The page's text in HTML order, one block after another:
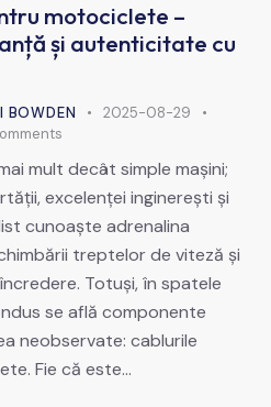
motociclete –
și autenticitate cu
BOWDEN
2025-08-29
mult decât simple mașini;
excelenței inginerești și
cunoaște adrenalina
treptelor de viteză și
Totuși, în spatele
se află componente
neobservate: cablurile
Fie că este…